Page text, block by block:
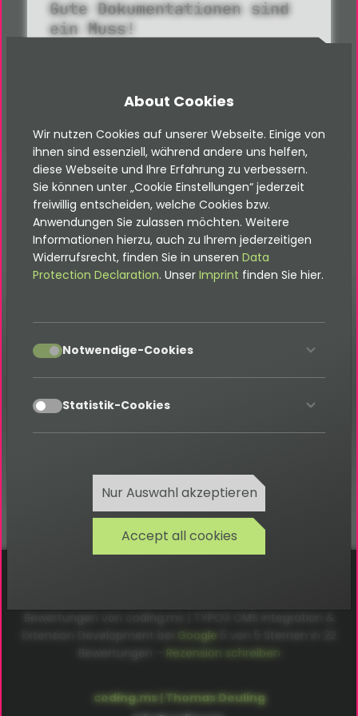
Gute Dokumentationen sind
ein Muss!
Documentations
Kategorie: S
coding.ms | Thomas Deuling
Bewertungen von coding.ms | TYPO3 CMS Integration &
Google
Bewertungen – Rezension schreiben
About Cookies
Wir nutzen Cookies auf unserer Webseite. Einige von
ihnen sind essenziell, während andere uns helfen,
diese Webseite und Ihre Erfahrung zu verbessern.
Sie können unter „Cookie Einstellungen“ jederzeit
freiwillig entscheiden, welche Cookies bzw.
Anwendungen Sie zulassen möchten. Weitere
Informationen hierzu, auch zu Ihrem jederzeitigen
Widerrufsrecht, finden Sie in unseren Data
Protection Declaration. Unser Imprint finden Sie hier.
accept Notwendige-Cookies
accept Statistik-Cookies
Nur Auswahl akzeptieren
Accept all cookies